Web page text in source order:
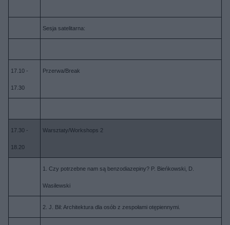
Sesja satelitarna:
17.10 -
17.30
Przerwa/Break
17.30 -
18.20
Warsztaty/Workshops 2
1. Czy potrzebne nam są benzodiazepiny? P. Bieńkowski, D.
Wasilewski
2. J. Bil: Architektura dla osób z zespołami otępiennymi.